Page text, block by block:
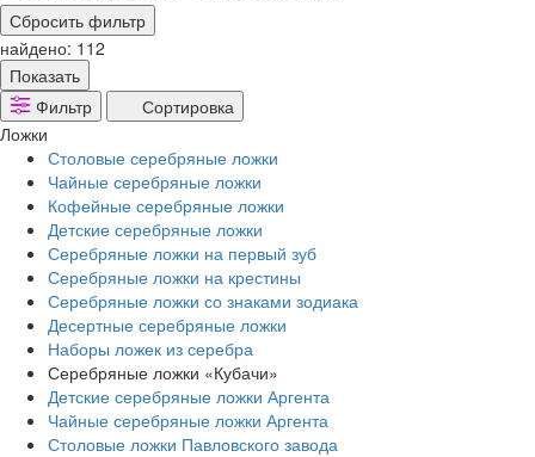
Сбросить фильтр
найдено: 112
Показать
Фильтр
Сортировка
Ложки
Столовые серебряные ложки
Чайные серебряные ложки
Кофейные серебряные ложки
Детские серебряные ложки
Серебряные ложки на первый зуб
Серебряные ложки на крестины
Серебряные ложки со знаками зодиака
Десертные серебряные ложки
Наборы ложек из серебра
Серебряные ложки «Кубачи»
Детские серебряные ложки Аргента
Чайные серебряные ложки Аргента
Столовые ложки Павловского завода